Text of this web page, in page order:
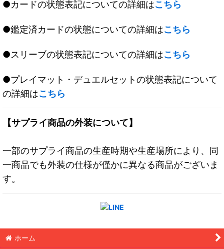
●カードの状態表記についての詳細はこちら
●鑑定済カードの状態についての詳細はこちら
●スリーブの状態表記についての詳細はこちら
●プレイマット・デュエルセットの状態表記について
の詳細はこちら
【サプライ商品の外装について】
一部のサプライ商品の生産時期や生産場所により、同
一商品でも外装の仕様が僅かに異なる商品がございま
す。
ホーム